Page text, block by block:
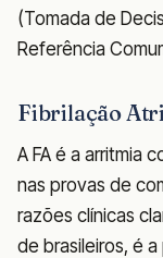
(Tomada de
Referência
Fibrilação
A FA é a arritmia
nas provas de
razões clínicas
de brasileiros, é a